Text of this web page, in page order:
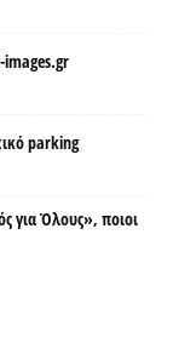
images.gr
parking
για Όλους», ποιοι